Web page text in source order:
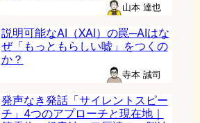
山本 達也
説明可能なAI（XAI）の罠─AIはな
ぜ「もっともらしい嘘」をつくの
か？
寺本 誠司
発声なき発話「サイレントスピー
チ」4つのアプローチと現在地｜